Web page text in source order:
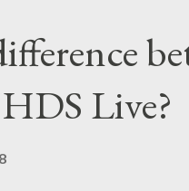
Live?